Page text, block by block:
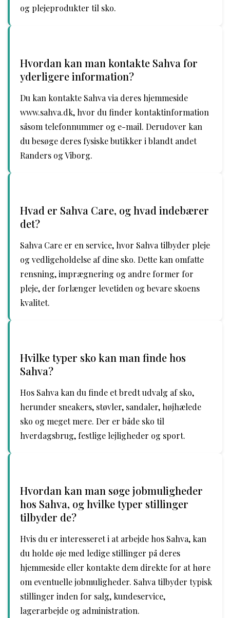
og plejeprodukter til sko.
Hvordan kan man kontakte Sahva for
yderligere information?
Du kan kontakte Sahva via deres hjemmeside
www.sahva.dk, hvor du finder kontaktinformation
såsom telefonnummer og e-mail. Derudover kan
du besøge deres fysiske butikker i blandt andet
Randers og Viborg.
Hvad er Sahva Care, og hvad indebærer
det?
Sahva Care er en service, hvor Sahva tilbyder pleje
og vedligeholdelse af dine sko. Dette kan omfatte
rensning, imprægnering og andre former for
pleje, der forlænger levetiden og bevare skoens
kvalitet.
Hvilke typer sko kan man finde hos
Sahva?
Hos Sahva kan du finde et bredt udvalg af sko,
herunder sneakers, støvler, sandaler, højhælede
sko og meget mere. Der er både sko til
hverdagsbrug, festlige lejligheder og sport.
Hvordan kan man søge jobmuligheder
hos Sahva, og hvilke typer stillinger
tilbyder de?
Hvis du er interesseret i at arbejde hos Sahva, kan
du holde øje med ledige stillinger på deres
hjemmeside eller kontakte dem direkte for at høre
om eventuelle jobmuligheder. Sahva tilbyder typisk
stillinger inden for salg, kundeservice,
lagerarbejde og administration.